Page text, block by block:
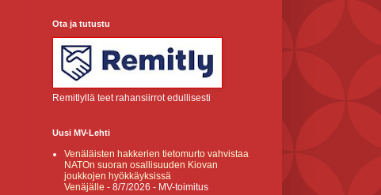
Ota ja tutustu
Remitlyllä teet rahansiirrot edullisesti
Uusi MV-Lehti
Venäläisten hakkerien tietomurto vahvistaa
NATOn suoran osallisuuden Kiovan
joukkojen hyökkäyksissä
Venäjälle - 8/7/2026 - MV-toimitus